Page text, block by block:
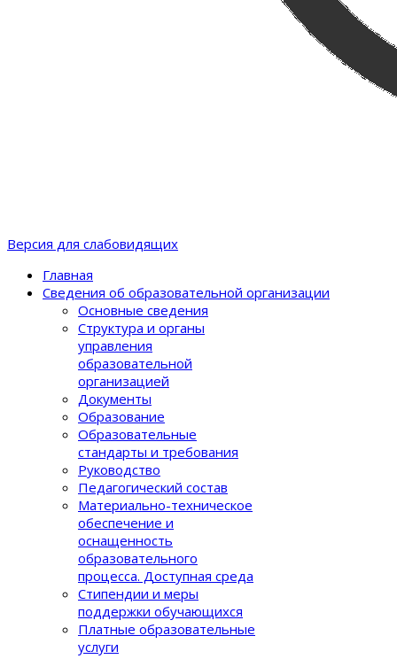
Версия для слабовидящих
Главная
Сведения об образовательной организации
Основные сведения
Структура и органы
управления
образовательной
организацией
Документы
Образование
Образовательные
стандарты и требования
Руководство
Педагогический состав
Материально-техническое
обеспечение и
оснащенность
образовательного
процеcса. Доступная среда
Стипендии и меры
поддержки обучающихся
Платные образовательные
услуги